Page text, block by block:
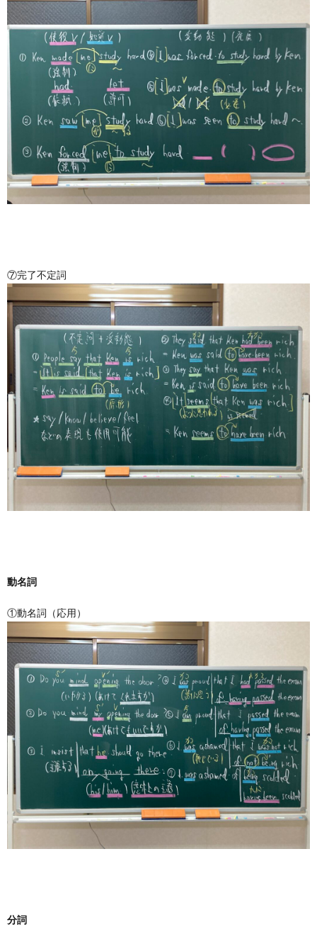
⑦完了不定詞
動名詞
①動名詞（応用）
分詞